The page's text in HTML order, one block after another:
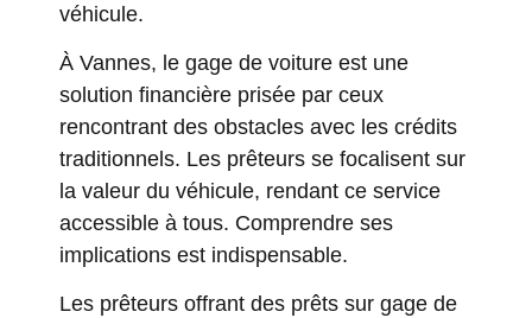
véhicule.
À Vannes, le gage de voiture est une
solution financière prisée par ceux
rencontrant des obstacles avec les crédits
traditionnels. Les prêteurs se focalisent sur
la valeur du véhicule, rendant ce service
accessible à tous. Comprendre ses
implications est indispensable.
Les prêteurs offrant des prêts sur gage de